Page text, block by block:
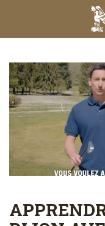
Lecteur
vidéo